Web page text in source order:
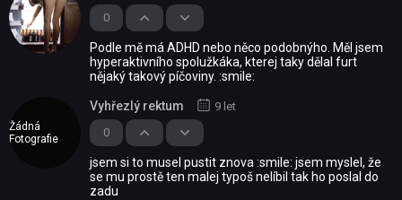
0
Podle mě má ADHD nebo něco podobnýho. Měl jsem
hyperaktivního spolužkáka, kterej taky dělal furt
nějaký takový píčoviny. :smile:
Žádná
Fotografie
0
Vyhřezlý rektum 9 let
jsem si to musel pustit znova :smile: jsem myslel, že
se mu prostě ten malej typoš nelíbil tak ho poslal do
zadu